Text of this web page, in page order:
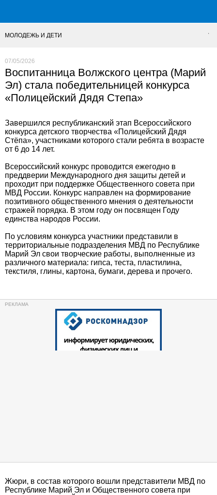
МОЛОДЕЖЬ И ДЕТИ
07/05/2026
Воспитанница Волжского центра (Марий
Эл) стала победительницей конкурса
«Полицейский Дядя Степа»
Завершился республиканский этап Всероссийского
конкурса детского творчества «Полицейский Дядя
Стёпа», участниками которого стали ребята в возрасте
от 6 до 14 лет.
Всероссийский конкурс проводится ежегодно в
преддверии Международного дня защиты детей и
проходит при поддержке Общественного совета при
МВД России. Конкурс направлен на формирование
позитивного общественного мнения о деятельности
стражей порядка. В этом году он посвящен Году
единства народов России.
По условиям конкурса участники представили в
территориальные подразделения МВД по Республике
Марий Эл свои творческие работы, выполненные из
различного материала: гипса, теста, пластилина,
текстиля, глины, картона, бумаги, дерева и прочего.
Жюри, в состав которого вошли представители МВД по
Республике Марий Эл и Общественного совета при